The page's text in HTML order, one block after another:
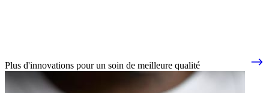
Plus d'innovations pour un soin de meilleure qualité